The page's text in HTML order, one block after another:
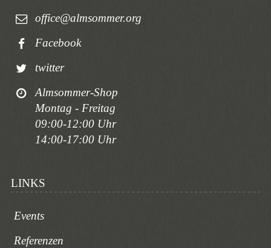
office@almsommer.org
Facebook
twitter
Almsommer-Shop
Montag - Freitag
09:00-12:00 Uhr
14:00-17:00 Uhr
LINKS
Events
Referenzen